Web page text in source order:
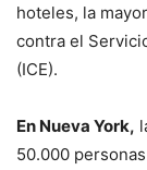
hoteles, la
contra el
(ICE).
En Nueva York,
50.000